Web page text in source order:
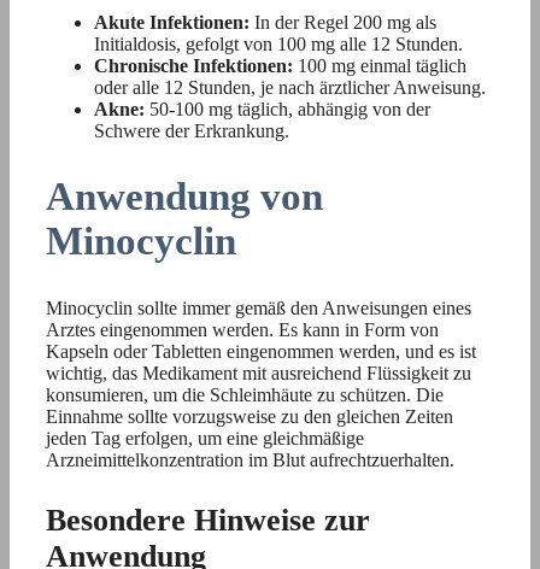
Akute Infektionen: In der Regel 200 mg als
Initialdosis, gefolgt von 100 mg alle 12 Stunden.
Chronische Infektionen: 100 mg einmal täglich
oder alle 12 Stunden, je nach ärztlicher Anweisung.
Akne: 50-100 mg täglich, abhängig von der
Schwere der Erkrankung.
Anwendung von
Minocyclin
Minocyclin sollte immer gemäß den Anweisungen eines
Arztes eingenommen werden. Es kann in Form von
Kapseln oder Tabletten eingenommen werden, und es ist
wichtig, das Medikament mit ausreichend Flüssigkeit zu
konsumieren, um die Schleimhäute zu schützen. Die
Einnahme sollte vorzugsweise zu den gleichen Zeiten
jeden Tag erfolgen, um eine gleichmäßige
Arzneimittelkonzentration im Blut aufrechtzuerhalten.
Besondere Hinweise zur
Anwendung